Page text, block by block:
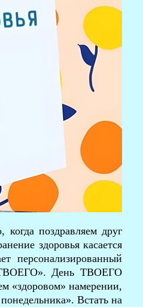
поздравляем друг
здоровья касается
персонализированный
День ТВОЕГО
«здоровом» намерении,
Встать на